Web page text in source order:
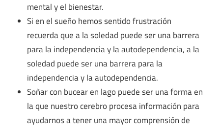
mental y el bienestar.
Si en el sueño hemos sentido frustración
recuerda que a la soledad puede ser una barrera
para la independencia y la autodependencia, a la
soledad puede ser una barrera para la
independencia y la autodependencia.
Soñar con bucear en lago puede ser una forma en
la que nuestro cerebro procesa información para
ayudarnos a tener una mayor comprensión de